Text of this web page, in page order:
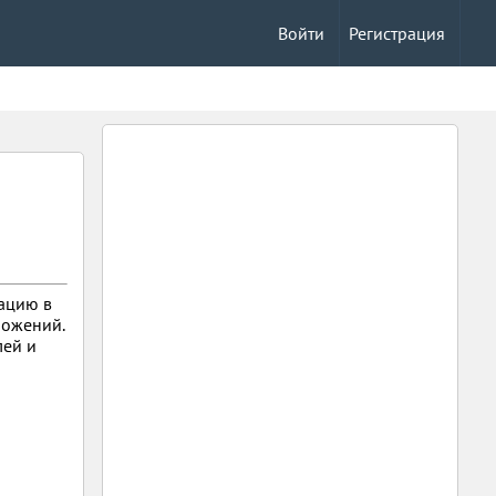
Регистрация
Войти
в
и